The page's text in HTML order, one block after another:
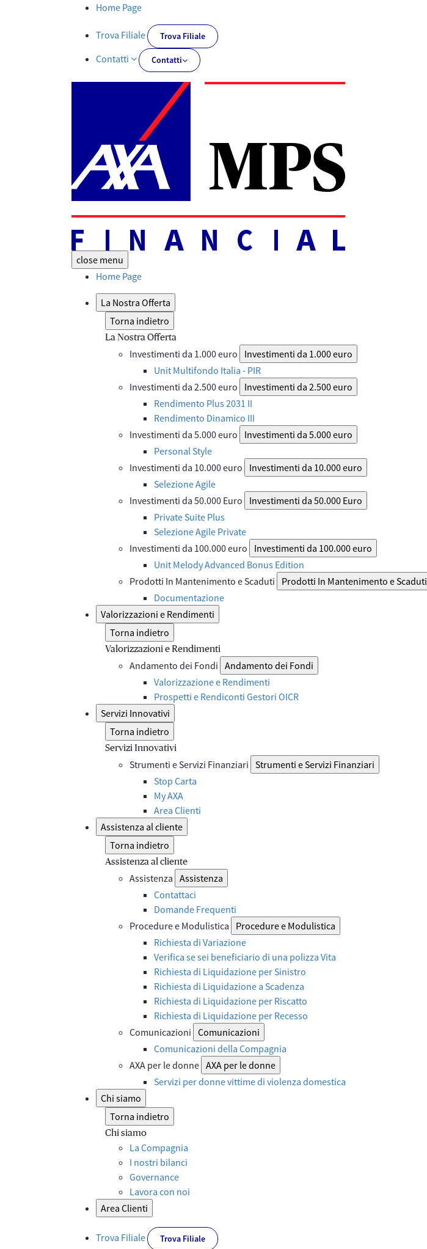
Documenti PRIIPs | AXA MPS Financial - AXA-MPSFINANCIAL.IT
Home Page
Trova Filiale Trova Filiale
Contatti Contatti
close menu
Home Page
La Nostra Offerta
Torna indietro
La Nostra Offerta
Investimenti da 1.000 euro
Investimenti da 1.000 euro
Unit Multifondo Italia - PIR
Investimenti da 2.500 euro
Investimenti da 2.500 euro
Rendimento Plus 2031 II
Rendimento Dinamico III
Investimenti da 5.000 euro
Investimenti da 5.000 euro
Personal Style
Investimenti da 10.000 euro
Investimenti da 10.000 euro
Selezione Agile
Investimenti da 50.000 Euro
Investimenti da 50.000 Euro
Private Suite Plus
Selezione Agile Private
Investimenti da 100.000 euro
Investimenti da 100.000 euro
Unit Melody Advanced Bonus Edition
Prodotti In Mantenimento e Scaduti
Prodotti In Mantenimento e Scaduti
Documentazione
Valorizzazioni e Rendimenti
Torna indietro
Valorizzazioni e Rendimenti
Andamento dei Fondi Andamento dei Fondi
Valorizzazione e Rendimenti
Prospetti e Rendiconti Gestori OICR
Servizi Innovativi
Torna indietro
Servizi Innovativi
Strumenti e Servizi Finanziari Strumenti e Servizi Finanziari
Stop Carta
My AXA
Area Clienti
Assistenza al cliente
Torna indietro
Assistenza al cliente
Assistenza Assistenza
Contattaci
Domande Frequenti
Procedure e Modulistica
Procedure e Modulistica
Richiesta di Variazione
Verifica se sei beneficiario di una polizza Vita
Richiesta di Liquidazione per Sinistro
Richiesta di Liquidazione a Scadenza
Richiesta di Liquidazione per Riscatto
Richiesta di Liquidazione per Recesso
Comunicazioni Comunicazioni
Comunicazioni della Compagnia
AXA per le donne AXA per le donne
Servizi per donne vittime di violenza domestica
Chi siamo
Torna indietro
Chi siamo
La Compagnia
I nostri bilanci
Governance
Lavora con noi
Area Clienti
Trova Filiale Trova Filiale